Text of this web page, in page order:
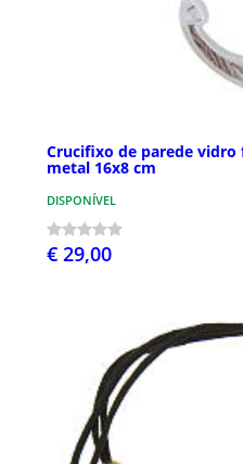
Crucifixo de parede vidro
metal 16x8 cm
DISPONÍVEL
€ 29,00